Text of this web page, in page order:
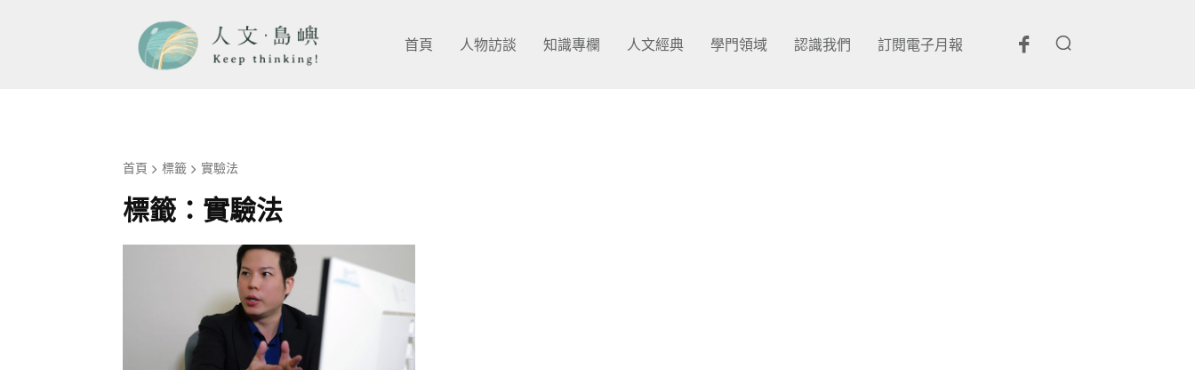
首頁 人物訪談 知識專欄 人文經典 學門領域 認識我們 訂閱電子月報
首頁 標籤 實驗法
標籤： 實驗法